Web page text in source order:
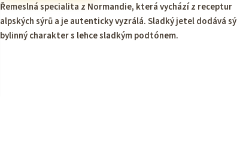
Řemeslná specialita z Normandie, která vychází z receptur
alpských sýrů a je autenticky vyzrálá. Sladký jetel dodává
bylinný charakter s lehce sladkým podtónem.